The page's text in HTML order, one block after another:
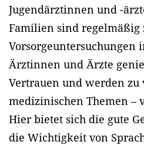
Jugendärztinnen und -
Familien sind regelmäßig
Vorsorgeuntersuchungen
Ärztinnen und Ärzte
Vertrauen und werden
medizinischen Themen –
Hier bietet sich die gute
die Wichtigkeit von